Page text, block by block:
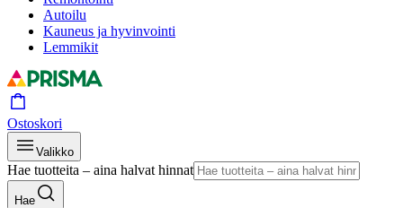
Autoilu
Kauneus ja hyvinvointi
Lemmikit
Ostoskori
Valikko
Hae tuotteita – aina halvat hinnat
Hae